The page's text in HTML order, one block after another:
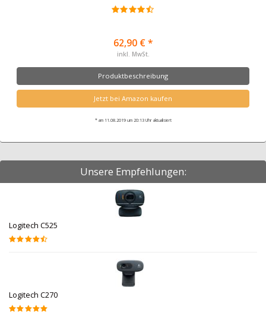
62,90 € *
inkl. MwSt.
Produktbeschreibung
Jetzt bei Amazon kaufen
* am 11.08.2019 um 20:13 Uhr aktualisiert
Unsere Empfehlungen:
Logitech C525
Logitech C270